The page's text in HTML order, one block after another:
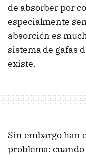
de absorber por
especialmente
absorción es
sistema de gafas
existe.
Sin embargo han
problema: cuando